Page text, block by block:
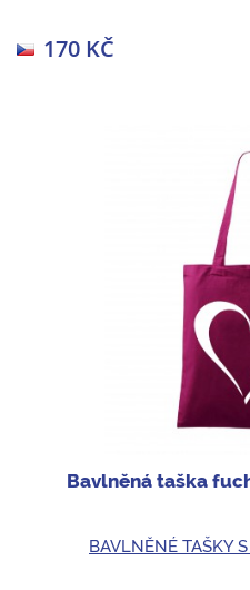
170 KČ
Bavlněná taška
BAVLNĚNÉ TAŠKY